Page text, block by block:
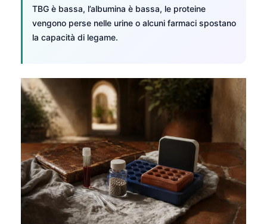
TBG è bassa, l’albumina è bassa, le proteine
vengono perse nelle urine o alcuni farmaci spostano
la capacità di legame.